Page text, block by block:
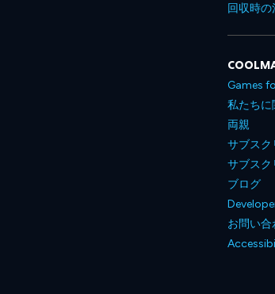
回収時
Games
私たちに
両親
サブスク
サブスク
ブログ
お問い合